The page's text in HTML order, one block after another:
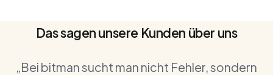
Das sagen unsere Kunden über uns
„Bei bitman sucht man nicht Fehler, sondern